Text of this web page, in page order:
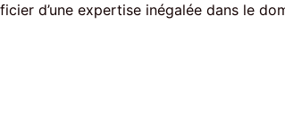
d’une expertise inégalée dans le